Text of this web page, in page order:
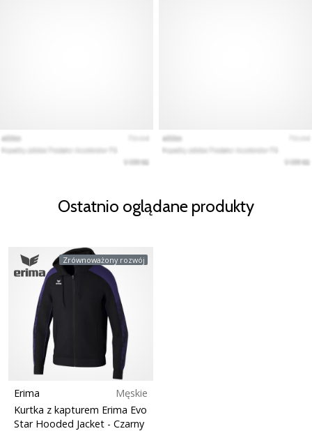
Ostatnio oglądane produkty
Zrównoważony rozwój
Erima
Męskie
Kurtka z kapturem Erima Evo
Star Hooded Jacket - Czarny